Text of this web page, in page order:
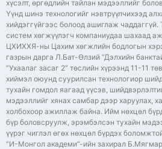
хүсэлт, өргөдлийн тайлан мэдээллийг
Үүнд шинэ технологийг нэвтрүүлчихээд
хийдэггүйгээс болоод ашиглаж
систем хөгжүүлэгч компаниудаа шахаад
ЦХИХХЯ-ны Цахим хөгжлийн бодлогын
газрын дарга Л.Бат-Өлзий “Дэлхийн
“Ухаалаг засаг 2” төслийн хүрээнд 11-11
хиймэл оюунд суурилсан технологиор
тухайн гомдол яагаад үүсэв,
мэдээллийг хянах самбар дээр харуулах,
холбохоор ажиллаж байна. Ийм нөхцөл
бүр боловсруулж, эрэмбэлсэн тухайн
үүрэг чиглэл өгөх нөхцөл бүрдэх
“И-Монгол академи”-ийн захирал